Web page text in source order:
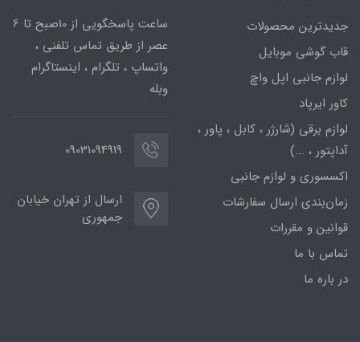
جدیدترین محصولات
قاب گوشی موبایل
لوازم جانبی اپل واچ
کاور ایرپاد
لوازم برقی (شارژر ، کابل ، پاور ،
آداپتور ، ...)
اکسسوری و لوازم جانبی
زمان‌بندی ارسال سفارشات
قوانین و مقررات
تماس با ما
در باره ما
ساعت پاسخگویی از 10صبح تا 6
عصر از طریق تماس تلفنی ،
واتساپ ، تلگرام ، اینستاگرام
وبله
09031094919
ارسال از تهران خیابان
جمهوری